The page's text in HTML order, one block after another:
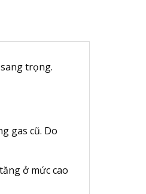
trọng.
gas cũ. Do
ở mức cao